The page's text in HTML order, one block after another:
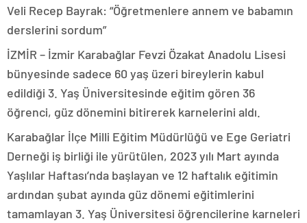
Veli Recep Bayrak: “Öğretmenlere annem ve babamın
derslerini sordum”
İZMİR – İzmir Karabağlar Fevzi Özakat Anadolu Lisesi
bünyesinde sadece 60 yaş üzeri bireylerin kabul
edildiği 3. Yaş Üniversitesinde eğitim gören 36
öğrenci, güz dönemini bitirerek karnelerini aldı.
Karabağlar İlçe Milli Eğitim Müdürlüğü ve Ege Geriatri
Derneği iş birliği ile yürütülen, 2023 yılı Mart ayında
Yaşlılar Haftası’nda başlayan ve 12 haftalık eğitimin
ardından şubat ayında güz dönemi eğitimlerini
tamamlayan 3. Yaş Üniversitesi öğrencilerine karneleri